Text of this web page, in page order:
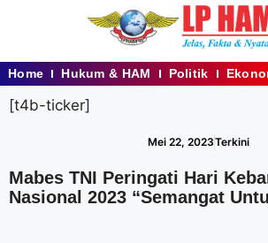
Home Hukum & HAM Politik
[t4b-ticker]
Mei 22, 2023Terkini
Mabes TNI Peringati Hari
Nasional 2023 “Semangat